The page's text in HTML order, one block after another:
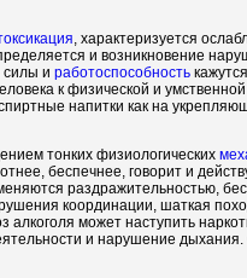
, характеризуется
и возникновение
силы и работоспособность
к физической и
напитки как на
тонких физиологических
беспечнее, говорит и
раздражительностью,
координации, шаткая
может наступить
и нарушение дыхания.